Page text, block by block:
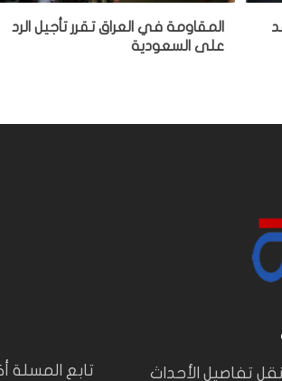
المقاومة في العراق تقرر تأجيل الرد
على السعودية
تابع المسلة تفاصيل الأحداث